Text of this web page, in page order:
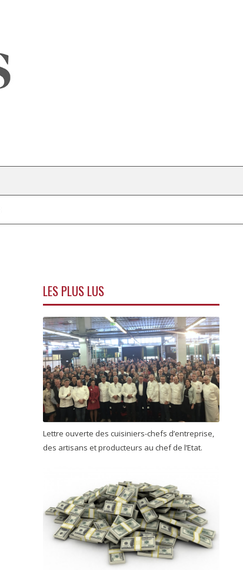
LES PLUS LUS
Lettre ouverte des cuisiniers-chefs d’entreprise,
des artisans et producteurs au chef de l’Etat.